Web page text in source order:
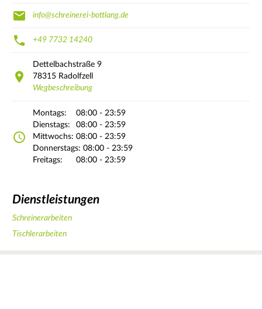
info@schreinerei-bottlang.de
+49 7732 14240
Dettelbachstraße 9
78315 Radolfzell
Wegbeschreibung
Montags:
08:00 - 23:59
Dienstags:
08:00 - 23:59
Mittwochs: 08:00 - 23:59
Donnerstags: 08:00 - 23:59
Freitags:
08:00 - 23:59
Dienstleistungen
Schreinerarbeiten
Tischlerarbeiten